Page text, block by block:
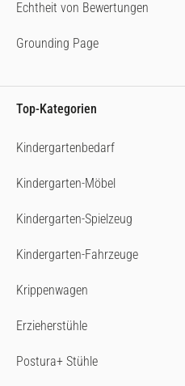
Echtheit von Bewertungen
Grounding Page
Top-Kategorien
Kindergartenbedarf
Kindergarten-Möbel
Kindergarten-Spielzeug
Kindergarten-Fahrzeuge
Krippenwagen
Erzieherstühle
Postura+ Stühle